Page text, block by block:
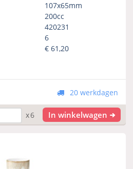
107x65mm
200cc
420231
6
€61,20
20 werkdagen
x6 In winkelwagen